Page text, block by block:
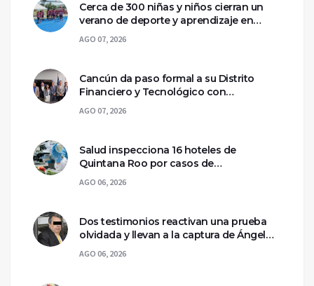
Cerca de 300 niñas y niños cierran un
verano de deporte y aprendizaje en
Chetumal
AGO 07, 2026
Cancún da paso formal a su Distrito
Financiero y Tecnológico con
declaratoria federal
AGO 07, 2026
Salud inspecciona 16 hoteles de
Quintana Roo por casos de
ciclosporiasis
AGO 06, 2026
Dos testimonios reactivan una prueba
olvidada y llevan a la captura de Ángel
Aguirre
AGO 06, 2026